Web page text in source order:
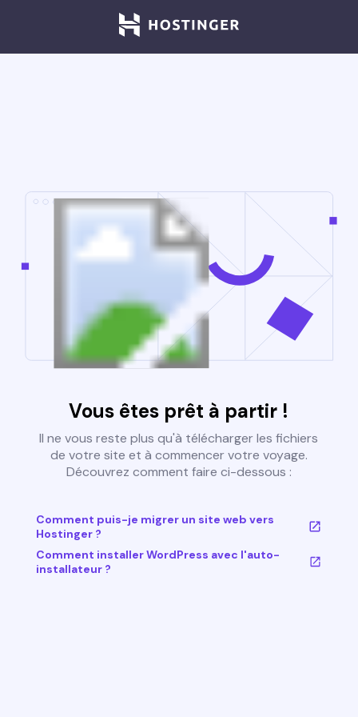
Vous êtes prêt à partir !
Il ne vous reste plus qu'à télécharger les fichiers
de votre site et à commencer votre voyage.
Découvrez comment faire ci-dessous :
Comment puis-je migrer un site web vers
Hostinger ?
Comment installer WordPress avec l'auto-
installateur ?